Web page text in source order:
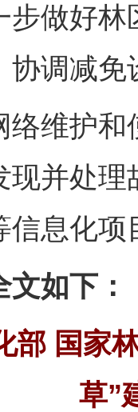
步做好
协调减
护和
现并处
信息化
如下：
部 国家
草”